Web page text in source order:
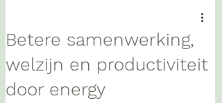
Betere samenwerking,
welzijn en productiviteit
door energy